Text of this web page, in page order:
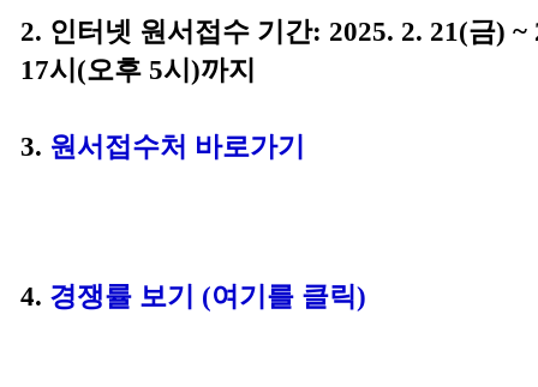
2. 인터넷 원서접수 기간: 2025. 2. 21(금) ~
17시(오후 5시)까지
3. 원서접수처 바로가기
4. 경쟁률 보기 (여기를 클릭)